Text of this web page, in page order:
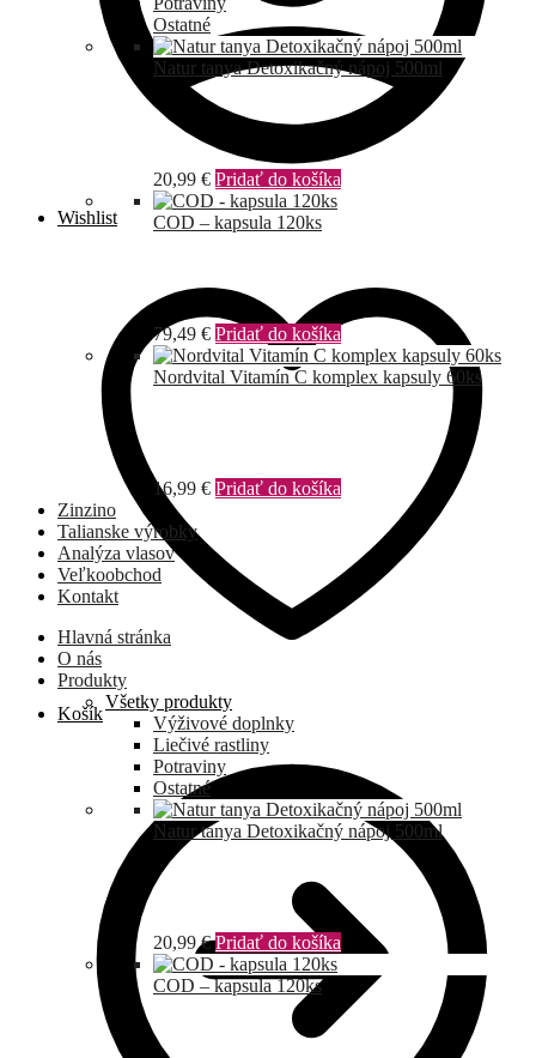
Wishlist
Košík
Ostatné
Natur tanya Detoxikačný nápoj 500ml
20,99 € Pridať do košíka
COD – kapsula 120ks
79,49 € Pridať do košíka
Nordvital Vitamín C komplex kapsuly 60ks
16,99 € Pridať do košíka
Zinzino
Talianske výrobky
Analýza vlasov
Veľkoobchod
Kontakt
Hlavná stránka
O nás
Produkty
Všetky produkty
Výživové doplnky
Liečivé rastliny
Potraviny
Ostatné
Natur tanya Detoxikačný nápoj 500ml
20,99€ Pridať do košíka
COD – kapsula 120ks